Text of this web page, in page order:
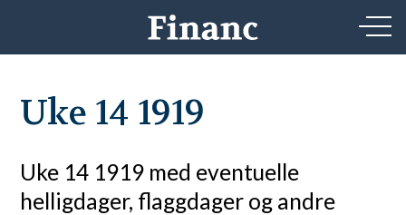
Uke 14 1919
Uke 14 1919 med eventuelle
helligdager, flaggdager og andre